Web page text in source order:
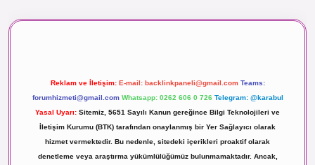
Reklam ve İletişim: E-mail: backlinkpaneli@gmail.com Teams:
forumhizmeti@gmail.com Whatsapp: 0262 606 0 726 Telegram: @karabul
Yasal Uyarı: Sitemiz, 5651 Sayılı Kanun gereğince Bilgi Teknolojileri ve
İletişim Kurumu (BTK) tarafından onaylanmış bir Yer Sağlayıcı olarak
hizmet vermektedir. Bu nedenle, sitedeki içerikleri proaktif olarak
denetleme veya araştırma yükümlülüğümüz bulunmamaktadır. Ancak,